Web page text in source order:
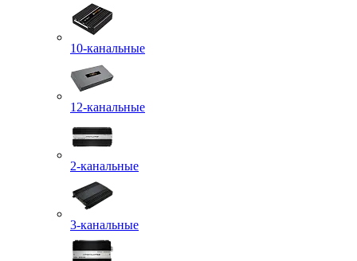
10-канальные
12-канальные
2-канальные
3-канальные